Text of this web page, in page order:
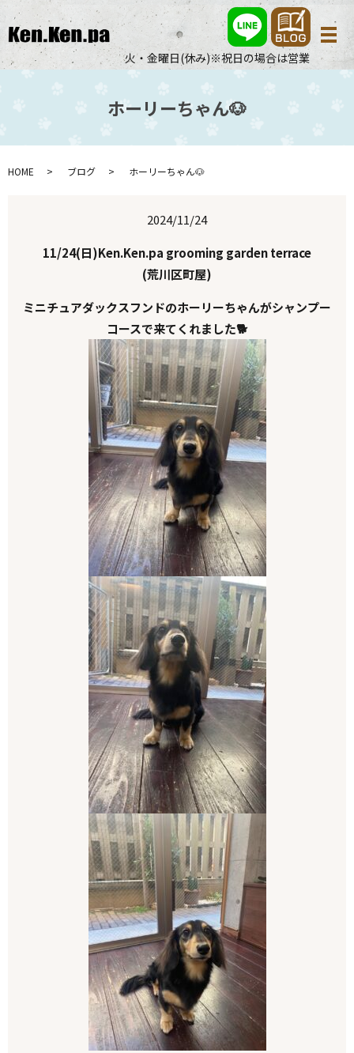
火・金曜日(休み)※祝日の場合は営業
メ
ホーリーちゃん🐶
HOME ブログ ホーリーちゃん🐶
2024/11/24
11/24(日)Ken.Ken.pa grooming garden terrace
(荒川区町屋)
ミニチュアダックスフンドのホーリーちゃんがシャンプー
コースで来てくれました🐕